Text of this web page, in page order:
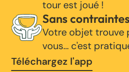
tour est joué !
Sans contraintes
Votre objet trouve
vous… c'est
Téléchargez l'app